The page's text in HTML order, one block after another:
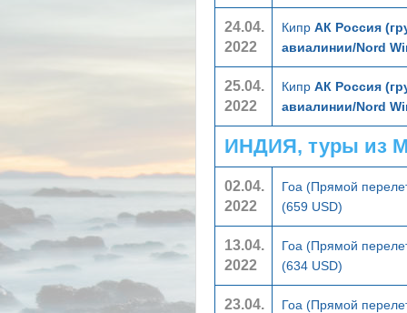
24.04.
2022
Кипр АК Россия
авиалинии/Nord
25.04.
2022
Кипр АК Россия
авиалинии/Nord
ИНДИЯ, туры из
02.04.
2022
Гоа (Прямой
(659 USD)
13.04.
2022
Гоа (Прямой
(634 USD)
23.04.
Гоа (Прямой